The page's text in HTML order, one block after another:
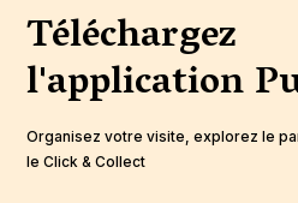
Téléchargez
l'application
Organisez votre visite, explorez le
le Click & Collect